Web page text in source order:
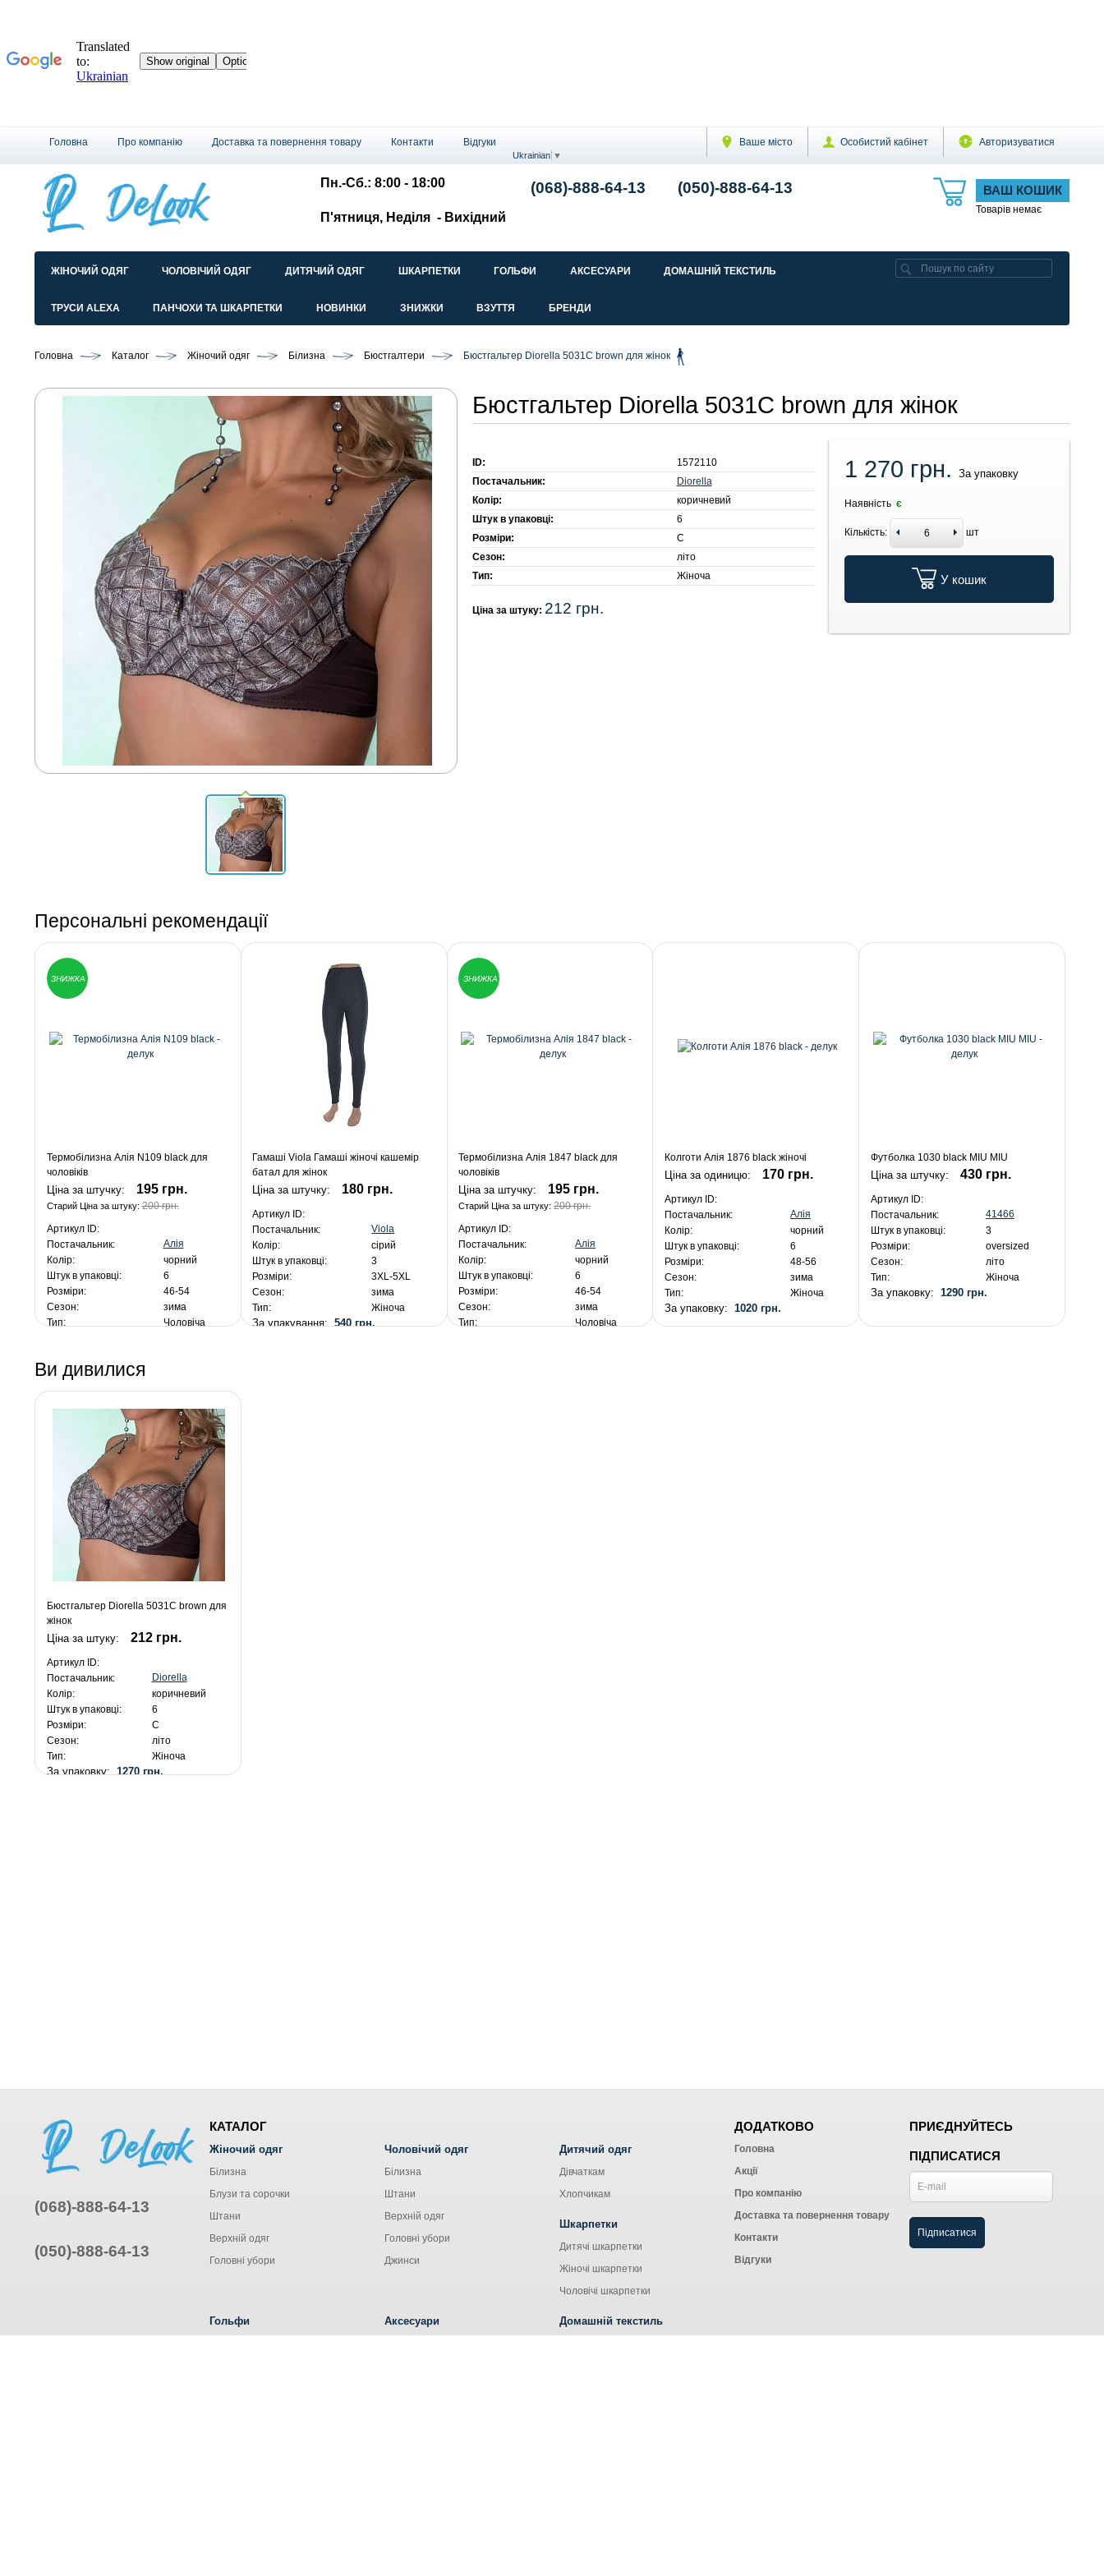
Ваше місто Особистий кабінет Авторизуватися
Головна Про компанію Доставка та повернення товару Контакти Відгуки
Ukrainian ▼
ВАШ КОШИК
Товарів немає
Пн.-Сб.: 8:00 - 18:00
П'ятниця, Неділя - Вихідний
(068)-888-64-13 (050)-888-64-13
ЖІНОЧИЙ ОДЯГ ЧОЛОВІЧИЙ ОДЯГ ДИТЯЧИЙ ОДЯГ ШКАРПЕТКИ ГОЛЬФИ АКСЕСУАРИ ДОМАШНІЙ ТЕКСТИЛЬ
ТРУСИ ALEXA ПАНЧОХИ ТА ШКАРПЕТКИ НОВИНКИ ЗНИЖКИ ВЗУТТЯ БРЕНДИ
Головна Каталог Жіночий одяг Білизна Бюстгалтери Бюстгальтер Diorella 5031C brown для жінок
Бюстгальтер Diorella 5031C brown для жінок
ID:
1572110
Постачальник:
Diorella
Колір:
коричневий
Штук в упаковці:
6
Розміри:
C
Сезон:
літо
Тип:
Жіноча
Ціна за штуку: 212 грн.
1 270 грн.За упаковку
Наявність є
Кількість: шт
У кошик
Персональні рекомендації
ЗНИЖКА
Термобілизна Алія N109 black для
чоловіків
Ціна за штучку: 195 грн.
Старий Ціна за штуку:200 грн.
Артикул ID:
Постачальник:
Алія
Колір:
чорний
Штук в упаковці:
6
Розміри:
46-54
Сезон:
зима
Тип:
Чоловіча
Гамаші Viola Гамаші жіночі кашемір
батал для жінок
Ціна за штучку: 180 грн.
Артикул ID:
Постачальник:
Viola
Колір:
сірий
Штук в упаковці:
3
Розміри:
3XL-5XL
Сезон:
зима
Тип:
Жіноча
За упакування:540 грн.
ЗНИЖКА
Термобілизна Алія 1847 black для
чоловіків
Ціна за штучку: 195 грн.
Старий Ціна за штуку:200 грн.
Артикул ID:
Постачальник:
Алія
Колір:
чорний
Штук в упаковці:
6
Розміри:
46-54
Сезон:
зима
Тип:
Чоловіча
Колготи Алія 1876 black жіночі
Ціна за одиницю: 170 грн.
Артикул ID:
Постачальник:
Алія
Колір:
чорний
Штук в упаковці:
6
Розміри:
48-56
Сезон:
зима
Тип:
Жіноча
За упаковку: 1020 грн.
Футболка 1030 black MIU MIU
Ціна за штучку: 430 грн.
Артикул ID:
Постачальник:
41466
Штук в упаковці:
3
Розміри:
oversized
Сезон:
літо
Тип:
Жіноча
За упаковку: 1290 грн.
Ви дивилися
Бюстгальтер Diorella 5031C brown для
жінок
Ціна за штуку: 212 грн.
Артикул ID:
Постачальник:
Diorella
Колір:
коричневий
Штук в упаковці:
6
Розміри:
C
Сезон:
літо
Тип:
Жіноча
За упаковку:1270 грн.
(068)-888-64-13
(050)-888-64-13
КАТАЛОГ
Жіночий одяг
Білизна
Блузи та сорочки
Штани
Верхній одяг
Головні убори
Чоловічий одяг
Білизна
Штани
Верхній одяг
Головні убори
Джинси
Дитячий одяг
Дівчаткам
Хлопчикам
Шкарпетки
Дитячі шкарпетки
Жіночі шкарпетки
Чоловічі шкарпетки
Гольфи Аксесуари Домашній текстиль
ДОДАТКОВО
Головна
Акції
Про компанію
Доставка та повернення товару
Контакти
Відгуки
ПРИЄДНУЙТЕСЬ
ПІДПИСАТИСЯ